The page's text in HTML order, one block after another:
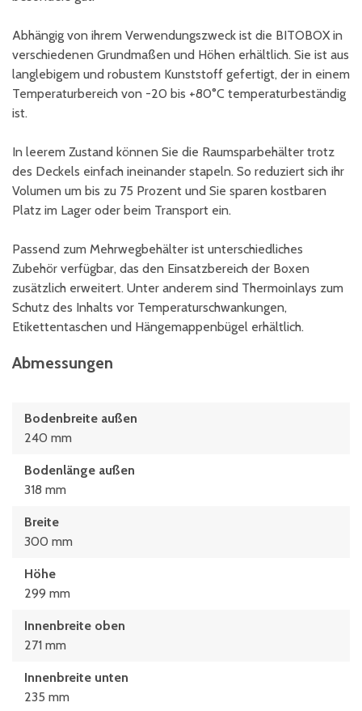
Abhängig von ihrem Verwendungszweck ist die BITOBOX in
verschiedenen Grundmaßen und Höhen erhältlich. Sie ist aus
langlebigem und robustem Kunststoff gefertigt, der in einem
Temperaturbereich von -20 bis +80°C temperaturbeständig
ist.
In leerem Zustand können Sie die Raumsparbehälter trotz
des Deckels einfach ineinander stapeln. So reduziert sich ihr
Volumen um bis zu 75 Prozent und Sie sparen kostbaren
Platz im Lager oder beim Transport ein.
Passend zum Mehrwegbehälter ist unterschiedliches
Zubehör verfügbar, das den Einsatzbereich der Boxen
zusätzlich erweitert. Unter anderem sind Thermoinlays zum
Schutz des Inhalts vor Temperaturschwankungen,
Etikettentaschen und Hängemappenbügel erhältlich.
Abmessungen
Bodenbreite außen
240 mm
Bodenlänge außen
318 mm
Breite
300 mm
Höhe
299 mm
Innenbreite oben
271 mm
Innenbreite unten
235 mm